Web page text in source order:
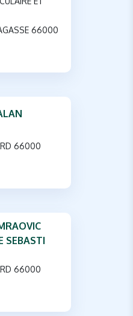
66000
66000
SEBASTI
66000